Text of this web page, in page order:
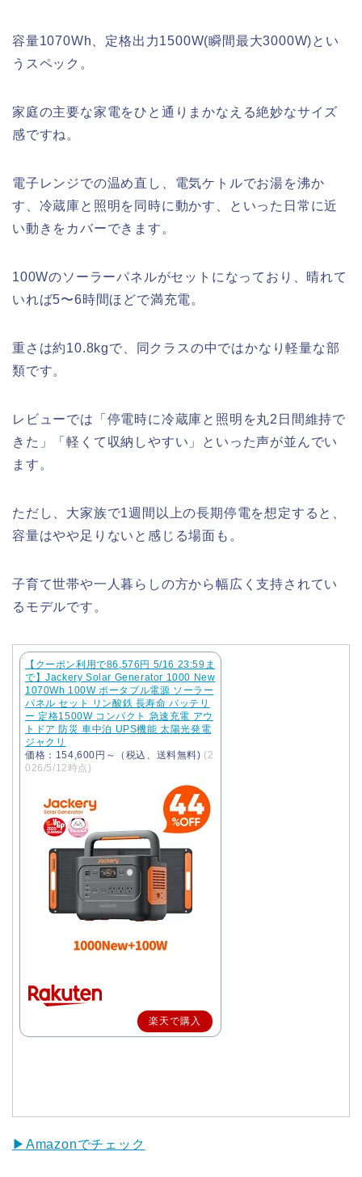
容量1070Wh、定格出力1500W(瞬間最大3000W)とい
うスペック。
家庭の主要な家電をひと通りまかなえる絶妙なサイズ
感ですね。
電子レンジでの温め直し、電気ケトルでお湯を沸か
す、冷蔵庫と照明を同時に動かす、といった日常に近
い動きをカバーできます。
100Wのソーラーパネルがセットになっており、晴れて
いれば5〜6時間ほどで満充電。
重さは約10.8kgで、同クラスの中ではかなり軽量な部
類です。
レビューでは「停電時に冷蔵庫と照明を丸2日間維持で
きた」「軽くて収納しやすい」といった声が並んでい
ます。
ただし、大家族で1週間以上の長期停電を想定すると、
容量はやや足りないと感じる場面も。
子育て世帯や一人暮らしの方から幅広く支持されてい
るモデルです。
【クーポン利用で86,576円 5/16 23:59ま
で】Jackery Solar Generator 1000 New
1070Wh 100W ポータブル電源 ソーラー
パネル セット リン酸鉄 長寿命 バッテリ
ー 定格1500W コンパクト 急速充電 アウ
トドア 防災 車中泊 UPS機能 太陽光発電
ジャクリ
価格：154,600円～（税込、送料無料) (2
026/5/12時点)
楽天で購入
▶Amazonでチェック